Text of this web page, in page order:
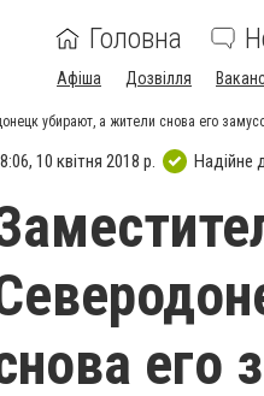
Головна
Афіша Дозвілля
убирают, а жители снова его
10 квітня 2018 р. Надійне
его